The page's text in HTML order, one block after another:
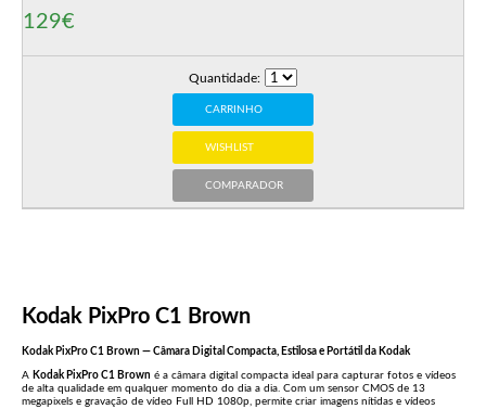
129€
Quantidade:
CARRINHO
WISHLIST
COMPARADOR
Kodak PixPro C1 Brown
Kodak PixPro C1 Brown — Câmara Digital Compacta, Estilosa e Portátil da Kodak
A Kodak PixPro C1 Brown é a câmara digital compacta ideal para capturar fotos e vídeos
de alta qualidade em qualquer momento do dia a dia. Com um sensor CMOS de 13
megapixels e gravação de vídeo Full HD 1080p, permite criar imagens nítidas e vídeos